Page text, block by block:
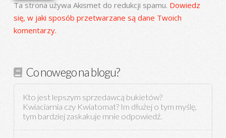
Ta strona używa Akismet do redukcji spamu. Dowiedz
się, w jaki sposób przetwarzane są dane Twoich
komentarzy.
Co nowego na blogu?
Kto jest lepszym sprzedawcą bukietów?
Kwiaciarnia czy Kwiatomat? Im dłużej o tym myślę,
tym bardziej zaskakuje mnie odpowiedź.